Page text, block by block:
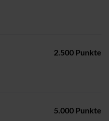
2.500 Punkte
5.000 Punkte